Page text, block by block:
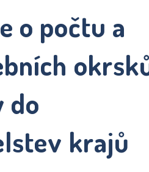
o počtu a
do
krajů